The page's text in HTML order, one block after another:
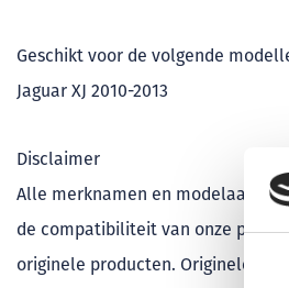
Geschikt voor de volgende
Jaguar XJ 2010-2013
Disclaimer
Alle merknamen en
de compatibiliteit van onze
originele producten. Originele